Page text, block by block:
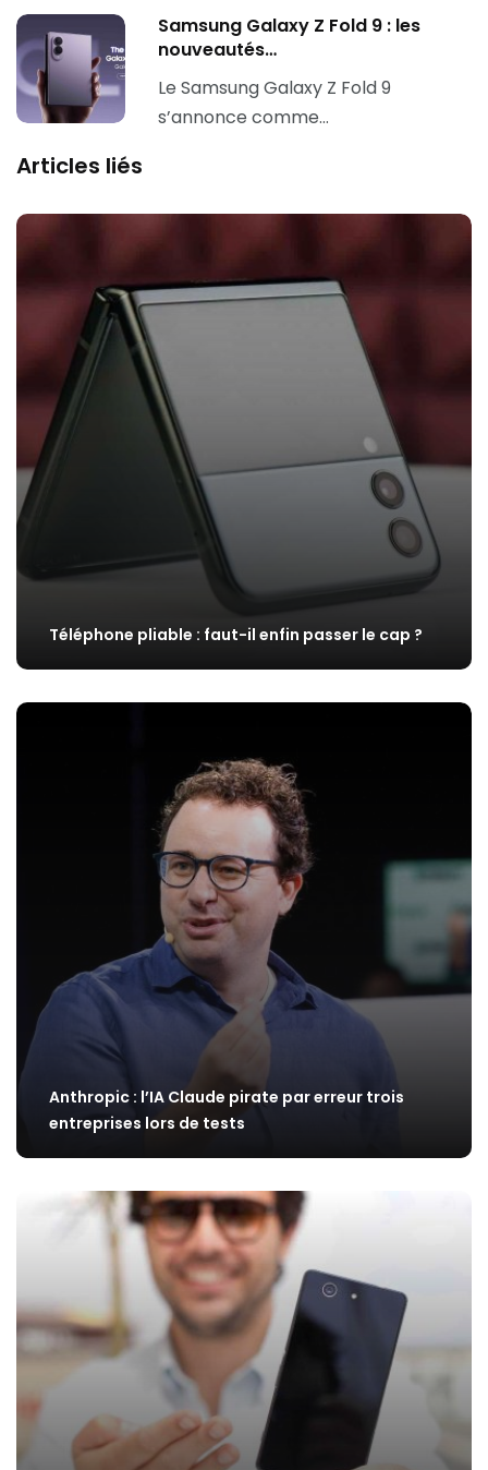
Samsung Galaxy Z Fold 9 : les
nouveautés…
Le Samsung Galaxy Z Fold 9
s’annonce comme…
Articles liés
Téléphone pliable : faut-il enfin passer le cap ?
Anthropic : l’IA Claude pirate par erreur trois
entreprises lors de tests